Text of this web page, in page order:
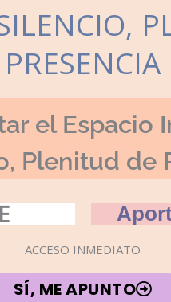
PRESENCIA
el Espacio
Plenitud de
ACCESO INMEDIATO
SÍ, ME APUNTO